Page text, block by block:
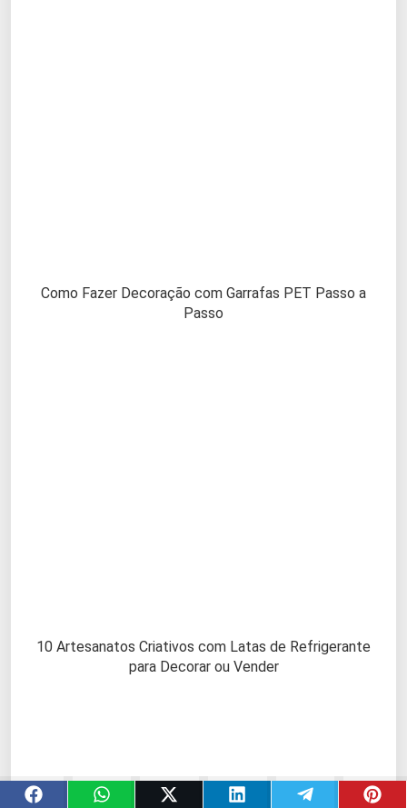
Como Fazer Decoração com Garrafas PET Passo a
Passo
10 Artesanatos Criativos com Latas de Refrigerante
para Decorar ou Vender